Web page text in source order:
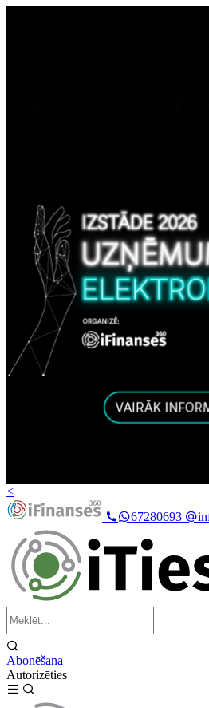
<
67280693
Abonēšana
Autorizēties